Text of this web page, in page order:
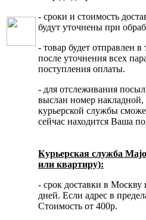
- сроки и стоимость
будут уточнены при
- товар будет отправлен
после уточнения всех
поступления оплаты.
- для отслеживания
выслан номер накладной,
курьерской службы
сейчас находится Ваша
Курьерская служба
или квартиру):
- срок доставки в
дней. Если адрес в
Стоимость от 400р.